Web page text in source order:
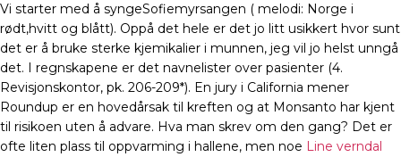
Vi starter med å syngeSofiemyrsangen ( melodi: Norge i
rødt,hvitt og blått). Oppå det hele er det jo litt usikkert hvor sunt
det er å bruke sterke kjemikalier i munnen, jeg vil jo helst unngå
det. I regnskapene er det navnelister over pasienter (4.
Revisjonskontor, pk. 206-209*). En jury i California mener
Roundup er en hovedårsak til kreften og at Monsanto har kjent
til risikoen uten å advare. Hva man skrev om den gang? Det er
ofte liten plass til oppvarming i hallene, men noe Line verndal